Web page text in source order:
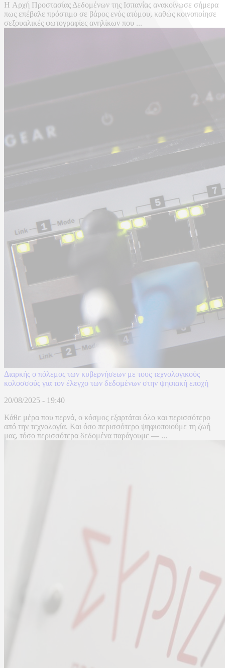
H Αρχή Προστασίας Δεδομένων της Ισπανίας ανακοίνωσε σήμερα
πως επέβαλε πρόστιμο σε βάρος ενός ατόμου, καθώς κοινοποίησε
σεξουαλικές φωτογραφίες ανηλίκων που ...
Διαρκής ο πόλεμος των κυβερνήσεων με τους τεχνολογικούς
κολοσσούς για τον έλεγχο των δεδομένων στην ψηφιακή εποχή
20/08/2025 - 19:40
Κάθε μέρα που περνά, ο κόσμος εξαρτάται όλο και περισσότερο
από την τεχνολογία. Και όσο περισσότερο ψηφιοποιούμε τη ζωή
μας, τόσο περισσότερα δεδομένα παράγουμε — ...